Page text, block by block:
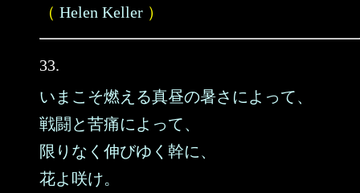
（ Helen Keller ）
33.
いまこそ燃える真昼の暑さによって、
戦闘と苦痛によって、
限りなく伸びゆく幹に、
花よ咲け。